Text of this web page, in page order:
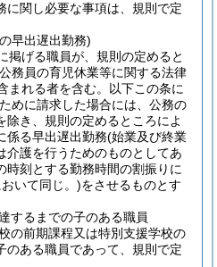
に関し必要な事項は、規則で定
早出遅出勤務)
掲げる職員が、規則の定めると
務員の育児休業等に関する法律
まれる者を含む。以下この条に
めに請求した場合には、公務の
除き、規則の定めるところによ
係る早出遅出勤務(始業及び終業
介護を行うためのものとしてあ
時刻とする勤務時間の割振りに
おいて同じ。)をさせるものとす
するまでの子のある職員
の前期課程又は特別支援学校の
のある職員であって、規則で定